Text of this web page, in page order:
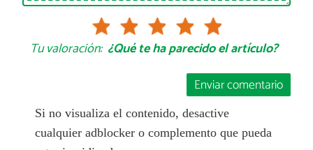
Tu valoración: ¿Qué te ha parecido el artículo?
Enviar comentario
Si no visualiza el contenido, desactive
cualquier adblocker o complemento que pueda